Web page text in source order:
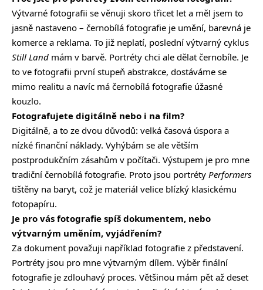
Výtvarné fotografii se věnuji skoro třicet let a měl jsem to
jasně nastaveno – černobílá fotografie je umění, barevná je
komerce a reklama. To již neplatí, poslední výtvarný cyklus
Still Land mám v barvě. Portréty chci ale dělat černobíle. Je
to ve fotografii první stupeň abstrakce, dostáváme se
mimo realitu a navíc má černobílá fotografie úžasné
kouzlo.
Fotografujete digitálně nebo i na film?
Digitálně, a to ze dvou důvodů: velká časová úspora a
nízké finanční náklady. Vyhýbám se ale větším
postprodukčním zásahům v počítači. Výstupem je pro mne
tradiční černobílá fotografie. Proto jsou portréty Performers
tištěny na baryt, což je materiál velice blízký klasickému
fotopapíru.
Je pro vás fotografie spíš dokumentem, nebo
výtvarným uměním, vyjádřením?
Za dokument považuji například fotografie z představení.
Portréty jsou pro mne výtvarným dílem. Výběr finální
fotografie je zdlouhavý proces. Většinou mám pět až deset